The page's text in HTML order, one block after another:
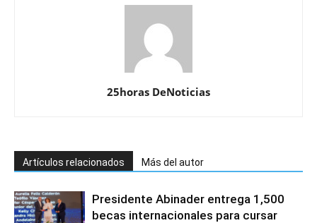
25horas DeNoticias
Artículos relacionados Más del autor
Presidente Abinader entrega 1,500
becas internacionales para cursar